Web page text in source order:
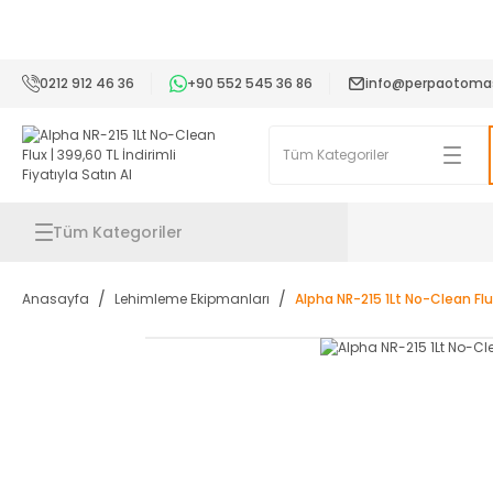
0212 912 46 36 +90 552 545 36 86
Tüm Kategoriler
Anasayfa Lehimleme Ekipmanları Alpha NR-215 1Lt No-Clean